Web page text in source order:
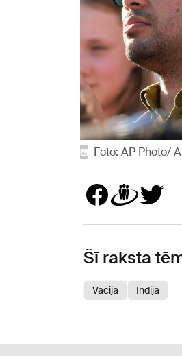
Foto: AP Photo/
Šī raksta
Vācija Indija